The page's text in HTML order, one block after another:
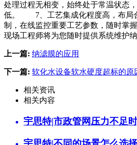
处理过程无相变，始终处于常温状态
低。 7、工艺集成化程度高，布局
制，在线监控重要工艺参数，随时掌
现场工程师将为您随时提供系统维护
上一篇: 纳滤膜的应用
下一篇: 软化水设备软水硬度超标的原
相关资讯
相关内容
宇思特|市政管网压力不足